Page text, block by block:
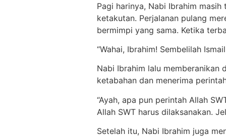
Pagi harinya, Nabi Ibrahim
ketakutan. Perjalanan pulang
bermimpi yang sama. Ketika
“Wahai, Ibrahim! Sembelilah
Nabi Ibrahim lalu memberanikan
ketabahan dan menerima
“Ayah, apa pun perintah Allah
Allah SWT harus dilaksanakan.
Setelah itu, Nabi Ibrahim juga